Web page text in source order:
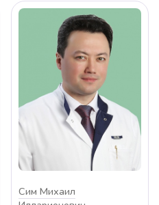
Сим Михаил